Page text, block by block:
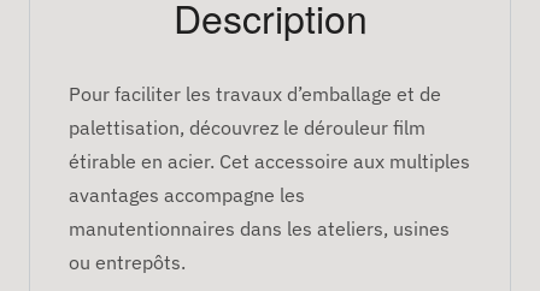
Description
Pour faciliter les travaux d’emballage et de
palettisation, découvrez le dérouleur film
étirable en acier. Cet accessoire aux multiples
avantages accompagne les
manutentionnaires dans les ateliers, usines
ou entrepôts.